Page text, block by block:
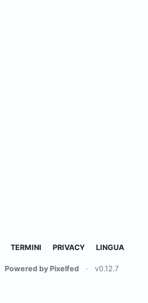
TERMINI PRIVACY LINGUA
Powered by Pixelfed · v0.12.7